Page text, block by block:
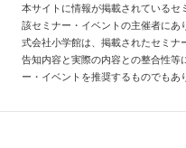
本サイトに情報が掲載されているセ
該セミナー・イベントの主催者にあ
式会社小学館は、掲載されたセミナ
告知内容と実際の内容との整合性等
ー・イベントを推奨するものでもあ